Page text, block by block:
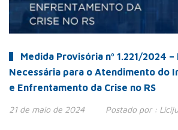
Medida Provisória nº 1.221/2024
Necessária para o Atendimento do
e Enfrentamento da Crise no RS
21 de maio de 2024 Postado por :